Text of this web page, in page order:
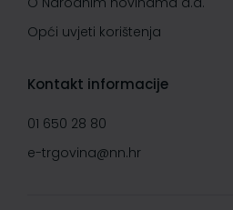
Opći uvjeti korištenja
Kontakt informacije
01 650 28 80
e-trgovina@nn.hr